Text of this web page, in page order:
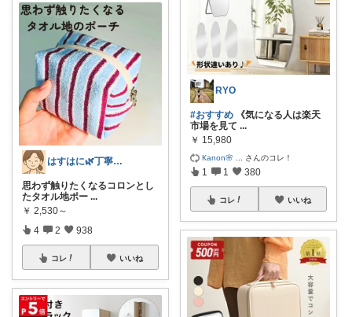
はすはに🌿丁寧な暮らし
思わず触りたくなるコロンとし
たタオル地ポー ...
￥ 2,530～
4 2 938
コレ いいね
RYO
#おすすめ 《気になる人は楽天
市場を見て ...
￥ 15,980
Кanon🌸 さんのコレ！
1 1 380
コレ いいね